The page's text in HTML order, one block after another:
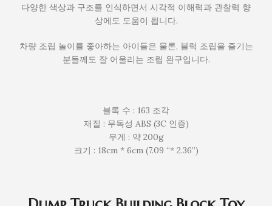
다양한 색상과 구조를 인식하면서 시각적 이해력과 관찰력 향
상에도 도움이 됩니다.
차량 조립 놀이를 좋아하는 아이들은 물론, 블럭 조립을 즐기는
분들께도 잘 어울리는 조립 완구입니다.
블록 수 : 163 조각
재질 : 무독성 ABS (3C 인증)
무게 : 약 200g
크기 : 18cm * 6cm (7.09 “* 2.36”)